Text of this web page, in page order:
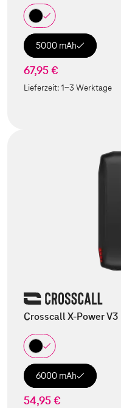
5000 mAh
67,95 €
Lieferzeit:1-3 Werktage
Crosscall X-Power V3
6000 mAh
54,95 €